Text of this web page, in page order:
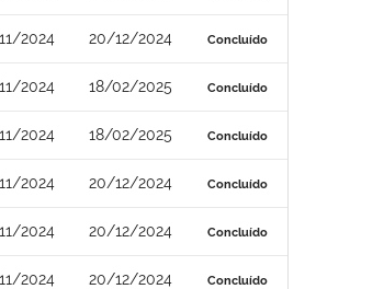
2024 20/12/2024 Concluído
2024 18/02/2025 Concluído
2024 18/02/2025 Concluído
2024 20/12/2024 Concluído
2024 20/12/2024 Concluído
2024 20/12/2024 Concluído